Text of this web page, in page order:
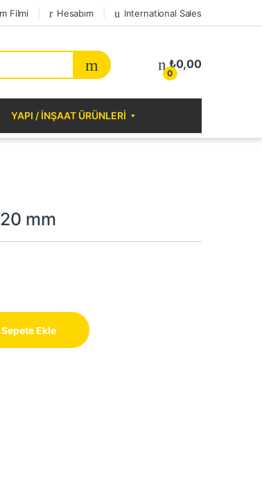
Filmi Hesabım International Sales
0
₺0,00
YAPI / İNŞAAT ÜRÜNLERI
mm
Sepete Ekle